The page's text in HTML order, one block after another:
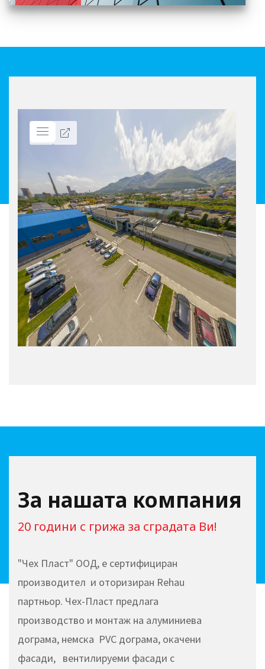
За нашата компания
20 години с грижа за сградата Ви!
"Чех Пласт" ООД, е сертифициран
производител и оторизиран Rehau
партньор. Чех-Пласт предлага
производство и монтаж на алуминиева
дограма, немска PVC дограма, окачени
фасади, вентилируеми фасади с